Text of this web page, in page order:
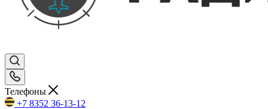
Телефоны
+7 8352 36-13-12